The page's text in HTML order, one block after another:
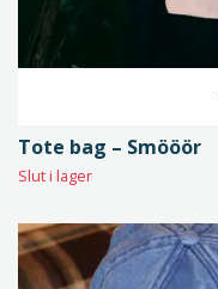
Tote bag – Smööör
Slut i lager